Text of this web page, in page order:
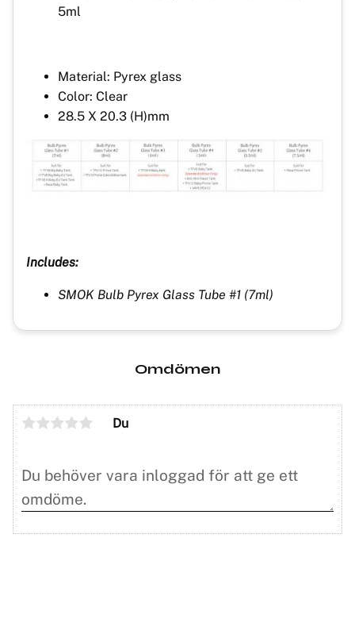
5ml
Material: Pyrex glass
Color: Clear
28.5 X 20.3 (H)mm
Includes:
SMOK Bulb Pyrex Glass Tube #1 (7ml)
Omdömen
Du